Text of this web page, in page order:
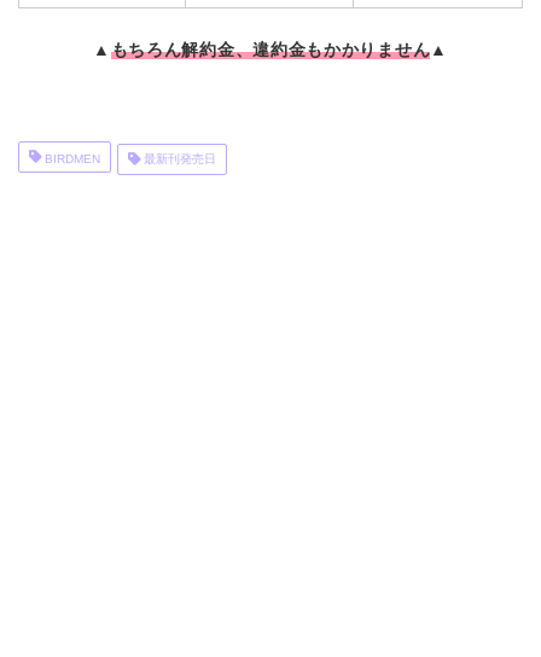
▲ もちろん解約金、違約金もかかりません▲
BIRDMEN 最新刊発売日